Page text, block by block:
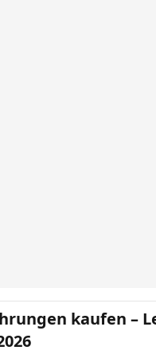
kaufen –